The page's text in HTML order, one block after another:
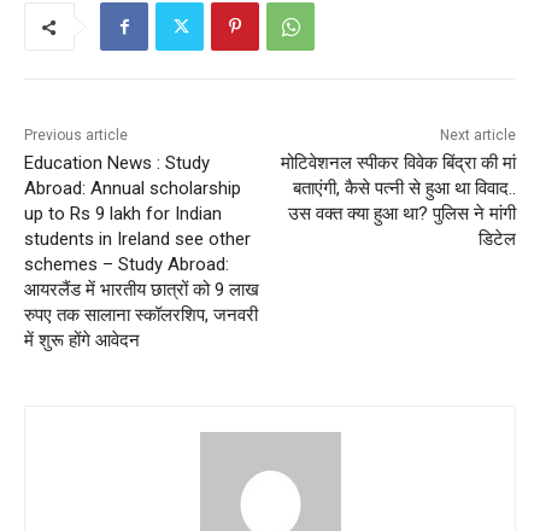
Previous article
Education News : Study
Abroad: Annual scholarship
up to Rs 9 lakh for Indian
students in Ireland see other
schemes – Study Abroad:
आयरलैंड में भारतीय छात्रों को 9 लाख
रुपए तक सालाना स्कॉलरशिप, जनवरी
में शुरू होंगे आवेदन
Next article
मोटिवेशनल स्पीकर विवेक बिंद्रा की मां
बताएंगी, कैसे पत्‍नी से हुआ था विवाद..
उस वक्‍त क्‍या हुआ था? पुलिस ने मांगी
डिटेल